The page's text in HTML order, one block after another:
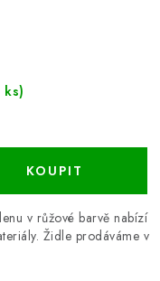
ks)
v růžové barvě nabízí
Židle prodáváme v